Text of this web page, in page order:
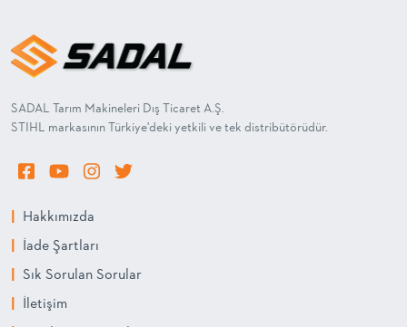
SADAL Tarım Makineleri Dış Ticaret A.Ş.
STIHL markasının Türkiye'deki yetkili ve tek distribütörüdür.
Hakkımızda
İade Şartları
Sık Sorulan Sorular
İletişim